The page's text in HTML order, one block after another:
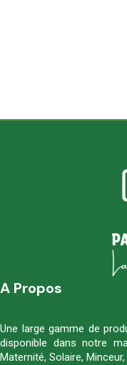
A Propos
Une large gamme de
disponible dans notre
Maternité, Solaire,